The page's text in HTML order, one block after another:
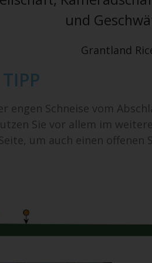
und
Grantland
engen Schneise vom
Sie vor allem im
um auch einen offenen